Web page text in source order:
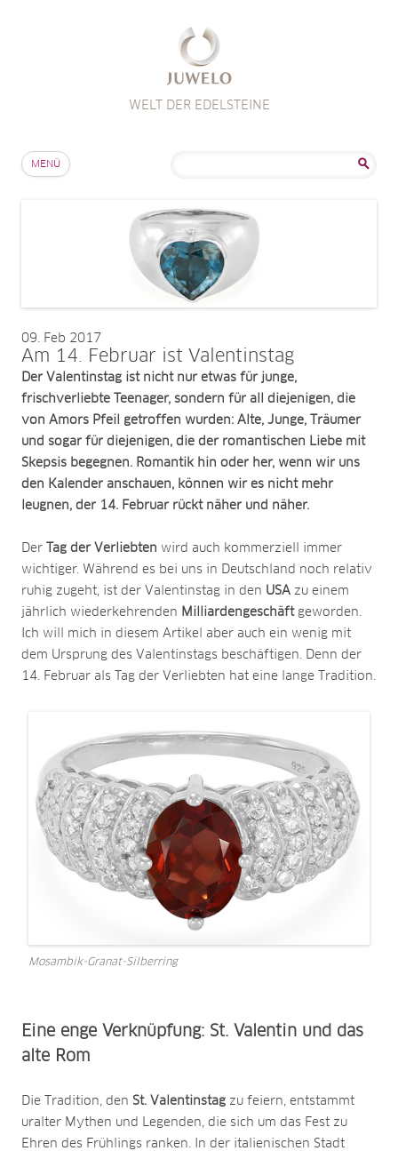
WELT DER EDELSTEINE
MENÜ
09 Feb 2017
Am 14. Februar ist Valentinstag
Der Valentinstag ist nicht nur etwas für junge,
frischverliebte Teenager, sondern für all diejenigen, die
von Amors Pfeil getroffen wurden: Alte, Junge, Träumer
und sogar für diejenigen, die der romantischen Liebe mit
Skepsis begegnen. Romantik hin oder her, wenn wir uns
den Kalender anschauen, können wir es nicht mehr
leugnen, der 14. Februar rückt näher und näher.
Der Tag der Verliebten wird auch kommerziell immer
wichtiger. Während es bei uns in Deutschland noch relativ
ruhig zugeht, ist der Valentinstag in den USA zu einem
jährlich wiederkehrenden Milliardengeschäftgeworden.
Ich will mich in diesem Artikel aber auch ein wenig mit
dem Ursprung des Valentinstags beschäftigen. Denn der
14. Februar als Tag der Verliebten hat eine lange Tradition.
Mosambik-Granat-Silberring
Eine enge Verknüpfung: St. Valentin und das
alte Rom
Die Tradition, den St. Valentinstag zu feiern, entstammt
uralter Mythen und Legenden, die sich um das Fest zu
Ehren des Frühlings ranken. In der italienischen Stadt